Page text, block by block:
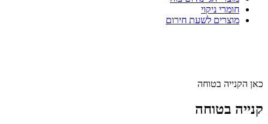
חומרי ניקוי
מוצרים לשעת חירום
כאן הקנייה בטוחה
קנייה בטוחה